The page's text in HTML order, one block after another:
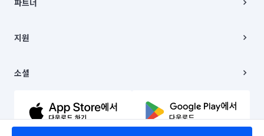
컨택센터 : 서울특별시 종로구 수송동 율곡로 24, 7층, 8층 미소
상품, 상품정보, 거래에 관한 의무와 책임은 거래당사자에게 있습니다.
언론 보도 관련 문의:
© 유한회사 미소. Miso, Inc. All Rights Reserved.
채용
파트너
이사
지원
이용약관
문의하기
소셜
유튜브